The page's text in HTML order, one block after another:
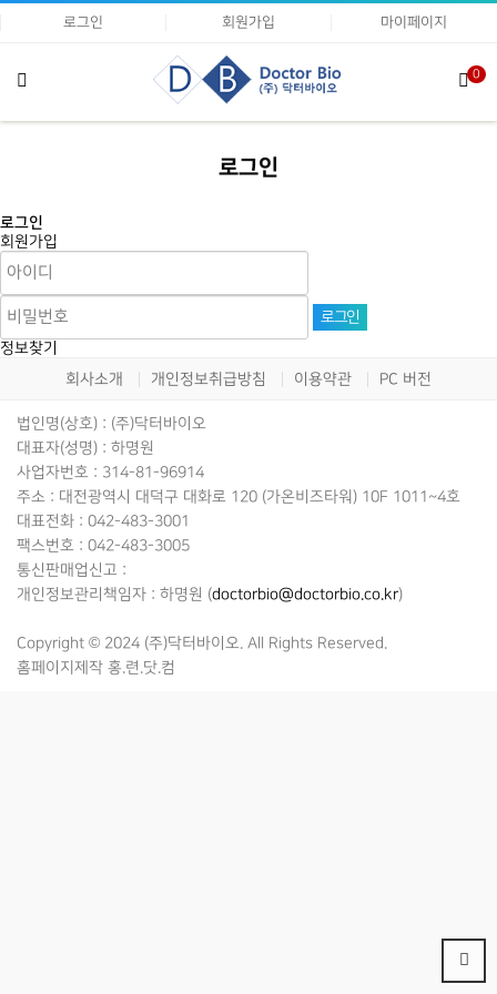
로그인 회원가입 마이페이지
0
로그인
로그인
회원가입
로그인
정보찾기
회사소개
개인정보취급방침 이용약관 PC 버전
법인명(상호) : (주)닥터바이오
대표자(성명) : 하명원
사업자번호 : 314-81-96914
주소 : 대전광역시 대덕구 대화로 120 (가온비즈타워) 10F 1011~4호
대표전화 : 042-483-3001
팩스번호 : 042-483-3005
통신판매업신고 :
개인정보관리책임자 : 하명원 (doctorbio@doctorbio.co.kr)
Copyright © 2024 (주)닥터바이오. All Rights Reserved.
홈페이지제작 홍.련.닷.컴